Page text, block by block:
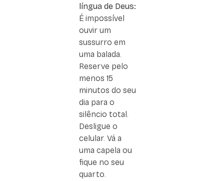
língua de Deus:
É impossível
ouvir um
sussurro em
uma balada.
Reserve pelo
menos 15
minutos do seu
dia para o
silêncio total.
Desligue o
celular. Vá a
uma capela ou
fique no seu
quarto.